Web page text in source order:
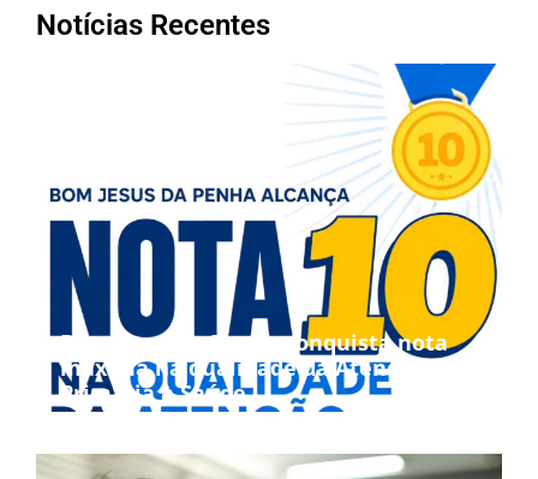
Notícias Recentes
Bom Jesus da Penha conquista nota
máxima na qualidade da Atenção
Primária à Saúde